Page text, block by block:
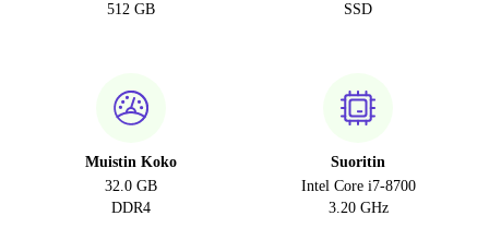
512 GB
SSD
Muistin Koko
32.0 GB
DDR4
Suoritin
Intel Core i7-8700
3.20 GHz